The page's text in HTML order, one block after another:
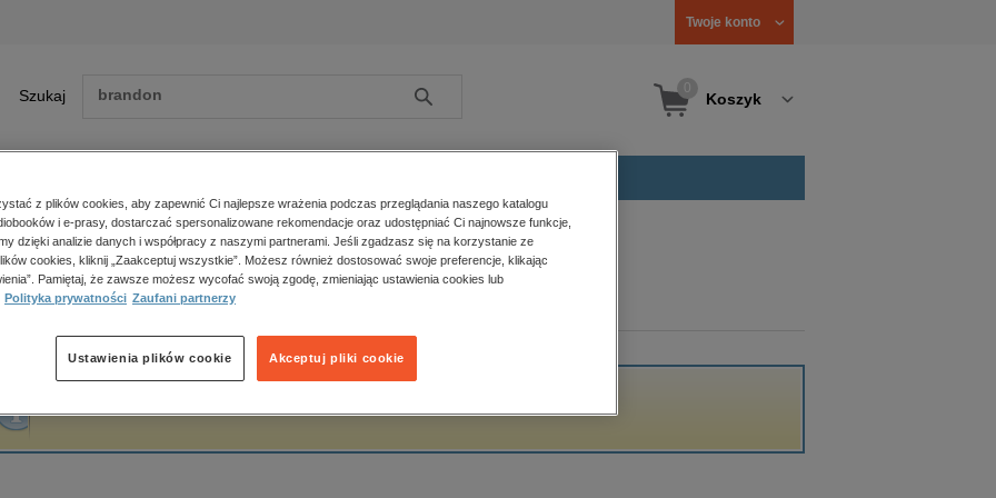
Twoje konto
Szukaj Szukaj Koszyk
Zobacz wszystkie E-prasa
polityka, społeczno-informacyjne
psychologiczne
popularno-naukowe
historia
główna Przemysław Adam Łodygowski
Adam Łodygowski
z plików cookies, aby zapewnić Ci najlepsze wrażenia podczas przeglądania naszego katalogu
i e-prasy, dostarczać spersonalizowane rekomendacje oraz udostępniać Ci najnowsze funkcje,
dzięki analizie danych i współpracy z naszymi partnerami. Jeśli zgadzasz się na korzystanie ze
cookies, kliknij „Zaakceptuj wszystkie”. Możesz również dostosować swoje preferencje, klikając
Pamiętaj, że zawsze możesz wycofać swoją zgodę, zmieniając ustawienia cookies lub
Polityka prywatności Zaufani partnerzy
Akceptuj pliki cookie
Ustawienia plików cookie